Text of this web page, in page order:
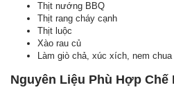
Thịt nướng BBQ
Thịt rang cháy cạnh
Thịt luộc
Xào rau củ
Làm giò chả, xúc xích, nem chua
Nguyên Liệu Phù Hợp Chế